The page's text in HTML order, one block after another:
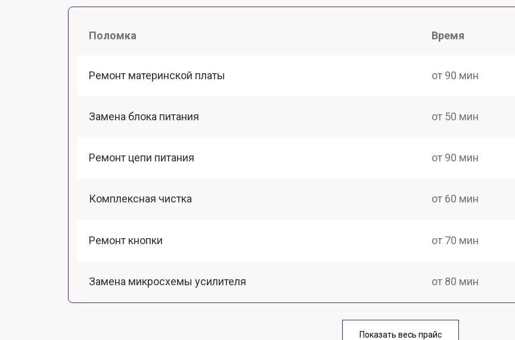
Поломка Время
Ремонт материнской платы от 90 мин
Замена блока питания от 50 мин
Ремонт цепи питания от 90 мин
Комплексная чистка от 60 мин
Ремонт кнопки от 70 мин
Замена микросхемы усилителя от 80 мин
от 100 мин
Показать весь прайс